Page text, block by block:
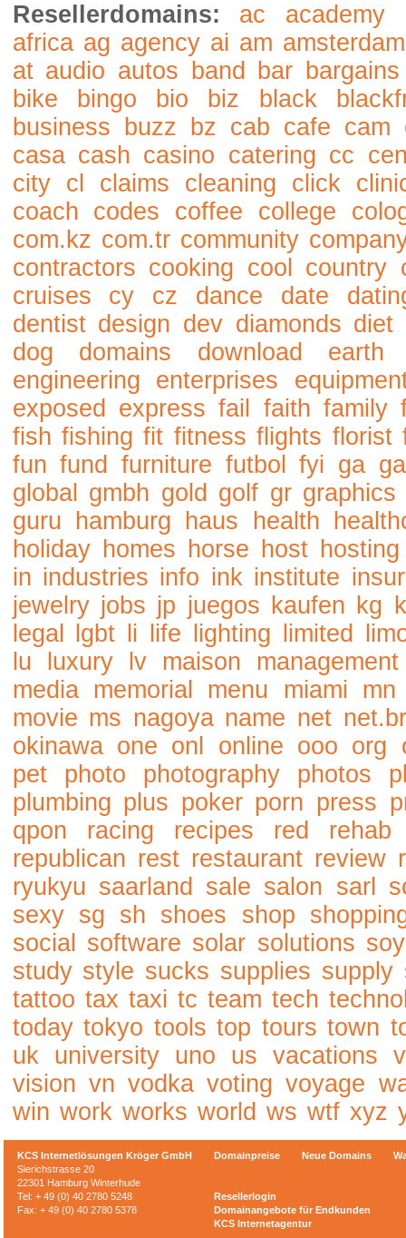
Resellerdomains: ac academy
africa ag agency ai am amsterdam
at audio autos band bar bargains
bike
bingo bio biz black
business
buzz bz cab cafe cam
casa cash casino catering cc
city
cl claims cleaning click
coach codes coffee college
com.kz com.tr community
contractors cooking cool country
cruises
cy cz dance date
dentist design dev diamonds diet
dog
domains download
earth
engineering
enterprises
exposed
express fail faith family
fish fishing fit fitness flights florist
fun fund furniture futbol fyi ga
global
gmbh gold golf gr graphics
guru
hamburg haus health
holiday homes horse host hosting
in industries info ink institute
jewelry jobs jp juegos kaufen kg
legal
lgbt li life lighting limited
lu
luxury lv maison
management
media memorial menu miami mn
movie ms nagoya name net net.br
okinawa one onl online ooo org
pet
photo photography photos
plumbing plus poker porn press
qpon
racing recipes red
rehab
republican rest restaurant review
ryukyu saarland sale salon sarl
sexy sg sh shoes shop
social
software solar solutions soy
study style sucks supplies supply
tattoo tax taxi tc team tech
today tokyo tools top tours town
uk
university uno us vacations
vision vn vodka voting voyage
win work works world ws wtf xyz
KCS Internetlösungen Kröger GmbH
Sierichstrasse 20
22301 Hamburg Winterhude
Tel: + 49 (0) 40 2780 5248
Fax: + 49 (0) 40 2780 5378
Domainpreise Neue Domains
Resellerlogin
Domainangebote für Endkunden
KCS Internetagentur